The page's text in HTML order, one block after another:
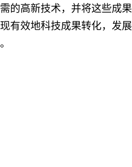
的高新技术，并将这些成果
有效地科技成果转化，发展